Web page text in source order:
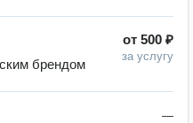
от 500 ₽
за услугу
брендом
—